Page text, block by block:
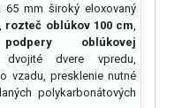
65 mm široký eloxovaný
rozteč oblúkov 100 cm
oblúkovej
dvojité dvere vpredu,
vzadu, presklenie nutné
polykarbonátových